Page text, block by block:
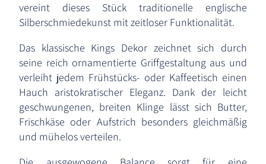
vereint dieses Stück traditionelle englische
Silberschmiedekunst mit zeitloser Funktionalität.
Das klassische Kings Dekor zeichnet sich durch
seine reich ornamentierte Griffgestaltung aus und
verleiht jedem Frühstücks- oder Kaffeetisch einen
Hauch aristokratischer Eleganz. Dank der leicht
geschwungenen, breiten Klinge lässt sich Butter,
Frischkäse oder Aufstrich besonders gleichmäßig
und mühelos verteilen.